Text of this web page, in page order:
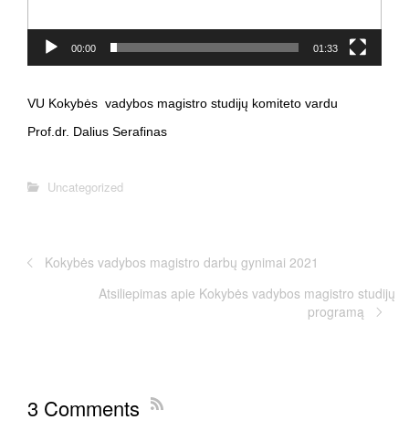
00:00 01:33
VU Kokybės vadybos magistro studijų komiteto vardu
Prof.dr. Dalius Serafinas
Uncategorized
Kokybės vadybos magistro darbų gynimai 2021
Atsiliepimas apie Kokybės vadybos magistro studijų
programą
3 Comments